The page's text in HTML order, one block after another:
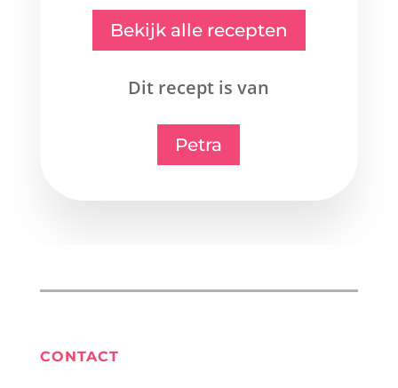
Bekijk alle recepten
Dit recept is van
Petra
CONTACT